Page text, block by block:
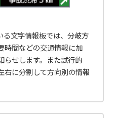
文字情報板では、分岐方
時間などの交通情報に加
らせします。また試行的
右に分割して方向別の情報